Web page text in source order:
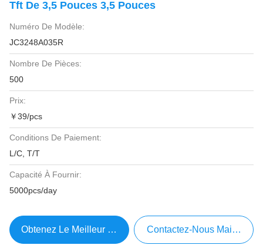
Tft De 3,5 Pouces 3,5 Pouces
Numéro De Modèle:
JC3248A035R
Nombre De Pièces:
500
Prix:
￥39/pcs
Conditions De Paiement:
L/C, T/T
Capacité À Fournir:
5000pcs/day
Obtenez Le Meilleur Prix Contactez-Nous Maintenant